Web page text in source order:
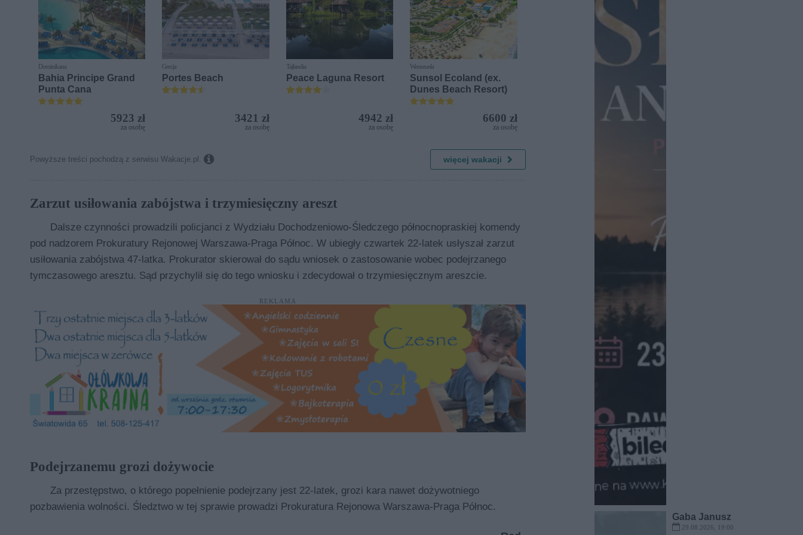
Dominikana
Bahia Principe Grand
Punta Cana
5923 zł
za osobę
Grecja
Portes Beach
3421 zł
za osobę
Tajlandia
Peace Laguna Resort
4942 zł
za osobę
Wenezuela
Sunsol Ecoland (ex.
Dunes Beach Resort)
6600 zł
za osobę
Powyższe treści pochodzą z serwisu Wakacje.pl.  więcej wakacji
Zarzut usiłowania zabójstwa i trzymiesięczny areszt
Dalsze czynności prowadzili policjanci z Wydziału Dochodzeniowo-Śledczego północnopraskiej komendy
pod nadzorem Prokuratury Rejonowej Warszawa-Praga Północ. W ubiegły czwartek 22-latek usłyszał zarzut
usiłowania zabójstwa 47-latka. Prokurator skierował do sądu wniosek o zastosowanie wobec podejrzanego
tymczasowego aresztu. Sąd przychylił się do tego wniosku i zdecydował o trzymiesięcznym areszcie.
REKLAMA
Podejrzanemu grozi dożywocie
Za przestępstwo, o którego popełnienie podejrzany jest 22-latek, grozi kara nawet dożywotniego
pozbawienia wolności. Śledztwo w tej sprawie prowadzi Prokuratura Rejonowa Warszawa-Praga Północ.
Gaba Janusz
29.08.2026, 19:00